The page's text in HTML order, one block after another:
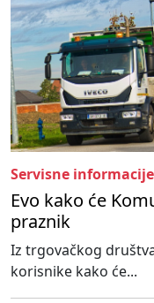
Servisne informacije
Evo kako će
praznik
Iz trgovačkog
korisnike kako će...